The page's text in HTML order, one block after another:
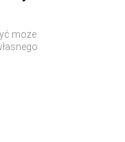
może